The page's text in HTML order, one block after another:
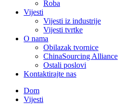
Roba
Vijesti
Vijesti iz industrije
Vijesti tvrtke
O nama
Obilazak tvornice
ChinaSourcing Alliance
Ostali poslovi
Kontaktirajte nas
Dom
Vijesti